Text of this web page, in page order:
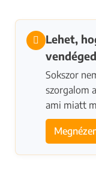
Lehet,
Sokszor
szorgalom
ami miatt